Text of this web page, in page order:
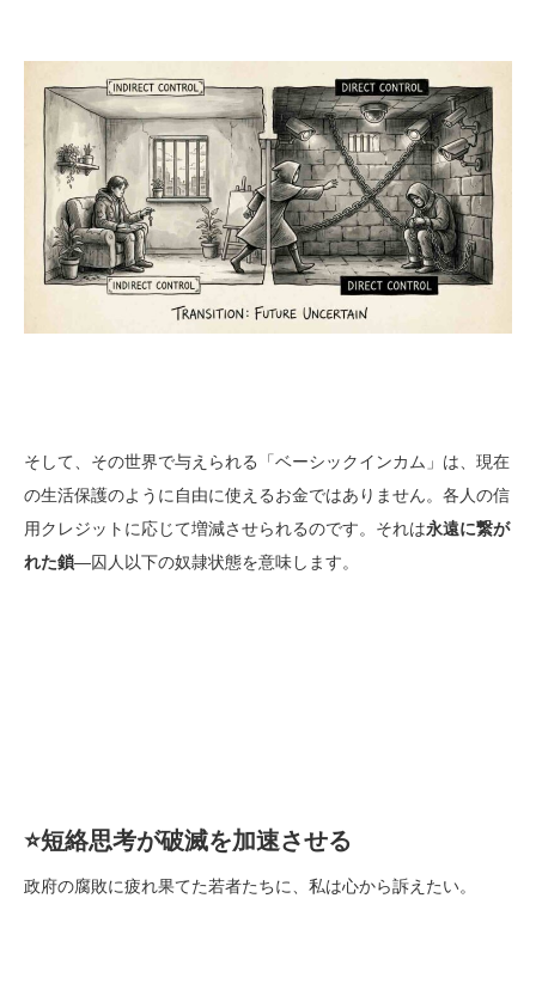
そして、その世界で与えられる「ベーシックインカム」は、現在
の生活保護のように自由に使えるお金ではありません。各人の信
用クレジットに応じて増減させられるのです。それは永遠に繋が
れた鎖―囚人以下の奴隷状態を意味します。
⭐️短絡思考が破滅を加速させる
政府の腐敗に疲れ果てた若者たちに、私は心から訴えたい。